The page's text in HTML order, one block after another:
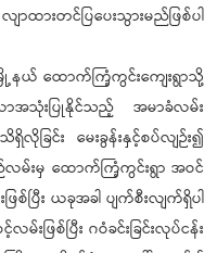
ထားတင်ပြပေးသွားမည်ဖြစ်ပါ
ယ် ထောက်ကြံ့ကွင်းကျေးရွာသို့
အသုံးပြုနိုင်သည့် အမာခံလမ်း
ြင်း မေးခွန်းနှင့်စပ်လျဉ်း၍
မ်းမှ ထောက်ကြံ့ကွင်းရွာ အဝင်
ြီး ယခုအခါ ပျက်စီးလျက်ရှိပါ
းဖြစ်ပြီး ဂဝံခင်းခြင်းလုပ်ငန်း